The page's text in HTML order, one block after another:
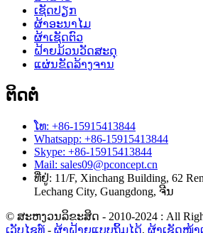
ເຊັດປຽກ
ຜ້າອະນາໄມ
ຜ້າເຊັດຕົວ
ຝ້າຍມ້ວນວັດສະດຸ
ແຜ່ນຂັດລ້າງຈານ
ຕິດຕໍ່
ໂທ: +86-15915413844
Whatsapp: +86-15915413844
Skype: +86-15915413844
Mail: sales09@pconcept.cn
ທີ່ຢູ່: 11/F, Xinchang Building, 62
Lechang City, Guangdong, ຈີນ
© ສະຫງວນລິຂະສິດ - 2010-2024 : All
ເວັບໄຊທ໌ - ຜ້າຝ້າຍແບບຖິ້ມໄດ້, ຜ້າເຊັດໜ້າ